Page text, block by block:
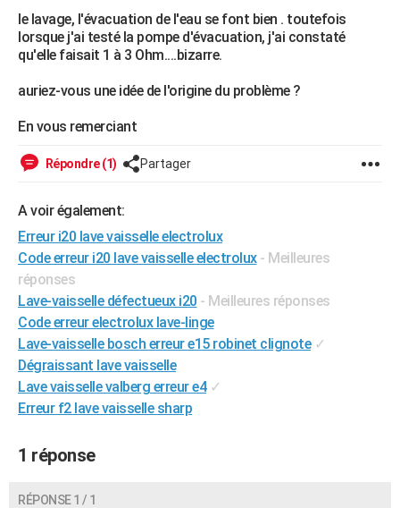
Alimentation
Guide de la santé
Maladies
Médicaments
Sommeil
VOYAGE
Destinations
City break
Voyage nature
Voyage de noces
Forum
Climat
PHOTO
GUIDES D'ACHAT
BONS PLANS
CARTE DE VOEUX
Dictionnaire
Biographies
Citations
Expressions
Proverbes
PROGRAMME TV
COPAINS D'AVANT
S'inscrire
Se connecter
Lycées
Collèges
Primaires
Universités
Entreprises
Service militaire
Avis de recherche
AVIS DE DÉCÈS
FORUM
Bricolage
Lifestyle
Culture
Sport
Auto
Television
Voyage
Cinema
le lavage, l'évacuation de l'eau se font bien . toutefois
lorsque j'ai testé la pompe d'évacuation, j'ai constaté
qu'elle faisait 1 à 3 Ohm....bizarre.
auriez-vous une idée de l'origine du problème ?
En vous remerciant
Répondre (1) Partager
A voir également:
Erreur i20 lave vaisselle electrolux
Code erreur i20 lave vaisselle electrolux - Meilleures
réponses
Lave-vaisselle défectueux i20 - Meilleures réponses
Code erreur electrolux lave-linge
Lave-vaisselle bosch erreur e15 robinet clignote ✓
Dégraissant lave vaisselle
Lave vaisselle valberg erreur e4 ✓
Erreur f2 lave vaisselle sharp
1 réponse
RÉPONSE 1 / 1